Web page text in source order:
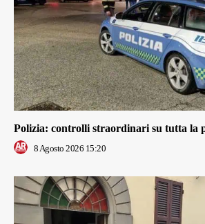
Polizia: controlli straordinari su tutta la
8 Agosto 2026 15:20